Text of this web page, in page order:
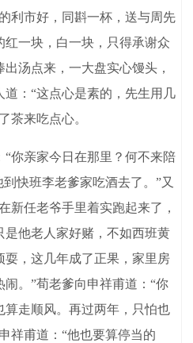
利市好，同斟一杯，送与周先
一块，白一块，只得承谢众
汤点来，一大盘实心馒头，
：“这点心是素的，先生用几
茶来吃点心。
亲家今日在那里？何不来陪
快班李老爹家吃酒去了。”又
新任老爷手里着实跑起来了，
他老人家好赌，不如西班黄
，这几年成了正果，家里房
。”荀老爹向申祥甫道：“你
算走顺风。再过两年，只怕也
祥甫道：“他也要算停当的